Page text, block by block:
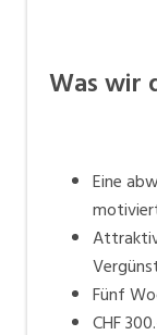
Was wir
Eine
Fünf
CHF